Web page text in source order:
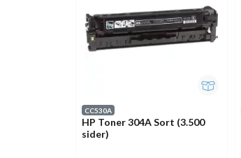
CC530A
HP Toner 304A Sort (3.500
sider)